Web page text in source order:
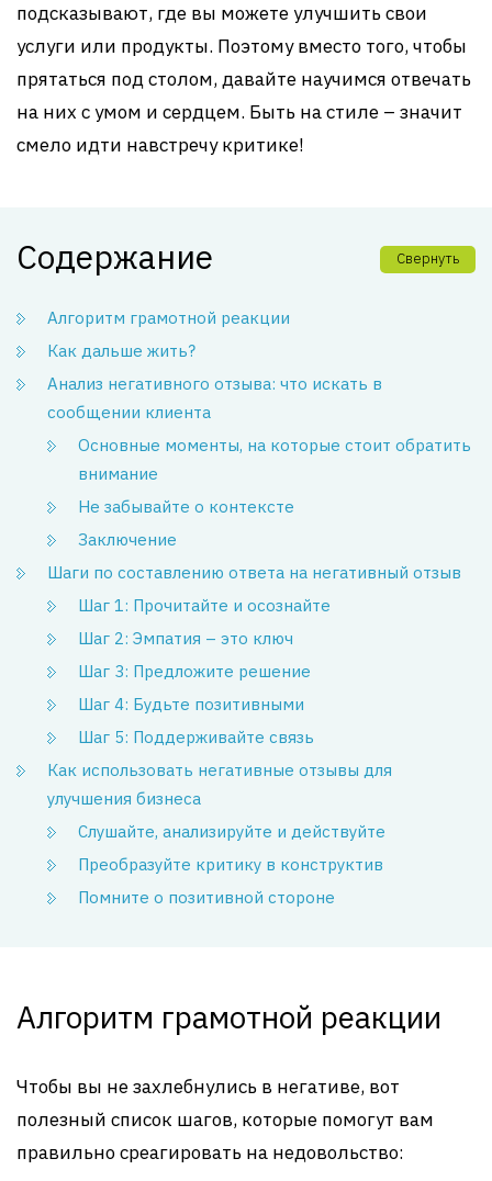
подсказывают, где вы можете улучшить свои
услуги или продукты. Поэтому вместо того, чтобы
прятаться под столом, давайте научимся отвечать
на них с умом и сердцем. Быть на стиле – значит
смело идти навстречу критике!
Содержание Свернуть
Алгоритм грамотной реакции
Как дальше жить?
Анализ негативного отзыва: что искать в
сообщении клиента
Основные моменты, на которые стоит обратить
внимание
Не забывайте о контексте
Заключение
Шаги по составлению ответа на негативный отзыв
Шаг 1: Прочитайте и осознайте
Шаг 2: Эмпатия – это ключ
Шаг 3: Предложите решение
Шаг 4: Будьте позитивными
Шаг 5: Поддерживайте связь
Как использовать негативные отзывы для
улучшения бизнеса
Слушайте, анализируйте и действуйте
Преобразуйте критику в конструктив
Помните о позитивной стороне
Алгоритм грамотной реакции
Чтобы вы не захлебнулись в негативе, вот
полезный список шагов, которые помогут вам
правильно среагировать на недовольство: